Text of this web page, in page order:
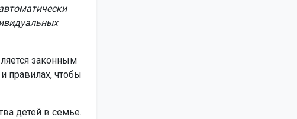
законным
правилах, чтобы
детей в семье.